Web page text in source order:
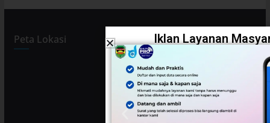
Peta Lokasi Iklan Layanan